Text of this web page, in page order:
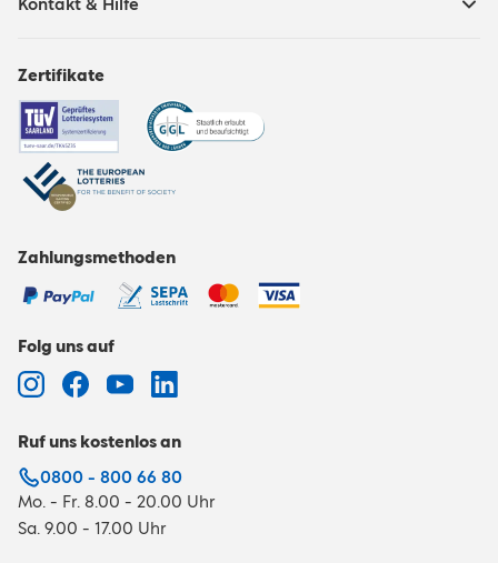
Kontakt & Hilfe
Zertifikate
Zahlungsmethoden
Folg uns auf
Ruf uns kostenlos an
0800 - 800 66 80
Mo. - Fr. 8.00 - 20.00 Uhr
Sa. 9.00 - 17.00 Uhr